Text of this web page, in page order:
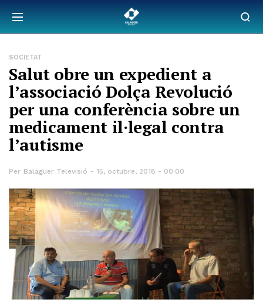
SOCIETAT
Salut obre un expedient a
l’associació Dolça Revolució
per una conferència sobre un
medicament il·legal contra
l’autisme
Per Balaguer Televisió 15, octubre, 2018 - 00:00